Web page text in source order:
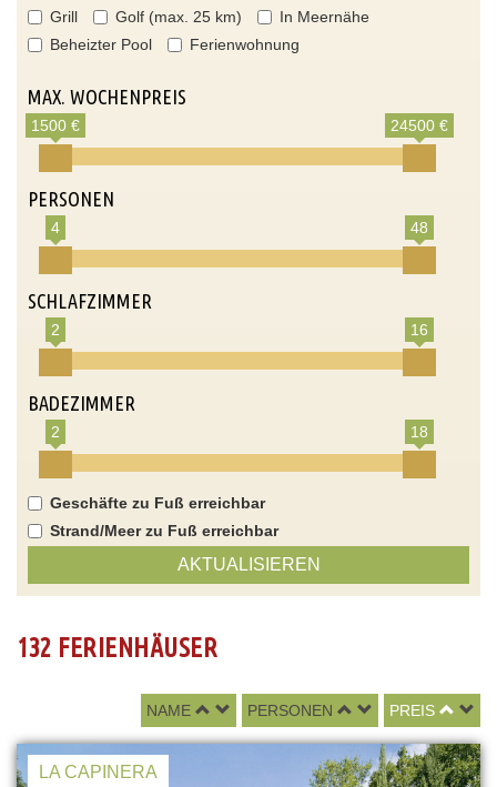
Grill Golf (max. 25 km)
In Meernähe
Beheizter Pool
Ferienwohnung
MAX. WOCHENPREIS
1500 € 24500 €
PERSONEN
4 48
SCHLAFZIMMER
2 16
BADEZIMMER
2 18
Geschäfte zu Fuß erreichbar
Strand/Meer zu Fuß erreichbar
AKTUALISIEREN
132 FERIENHÄUSER
NAME PERSONEN PREIS
LA CAPINERA